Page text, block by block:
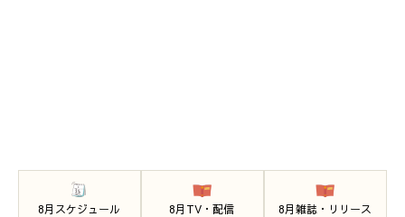
8月スケジュール 8月TV・配信 8月雑誌・リリース